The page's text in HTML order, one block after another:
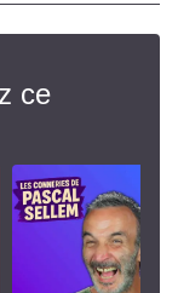
ce